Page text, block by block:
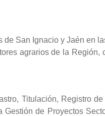
San Ignacio y Jaén en
agrarios de la Región,
Titulación, Registro
de Proyectos